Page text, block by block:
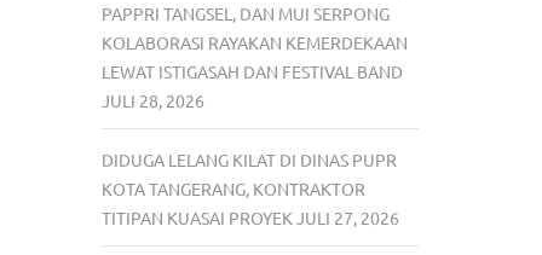
PAPPRI TANGSEL, DAN MUI SERPONG
KOLABORASI RAYAKAN KEMERDEKAAN
LEWAT ISTIGASAH DAN FESTIVAL BAND
JULI 28, 2026
DIDUGA LELANG KILAT DI DINAS PUPR
KOTA TANGERANG, KONTRAKTOR
TITIPAN KUASAI PROYEK JULI 27, 2026